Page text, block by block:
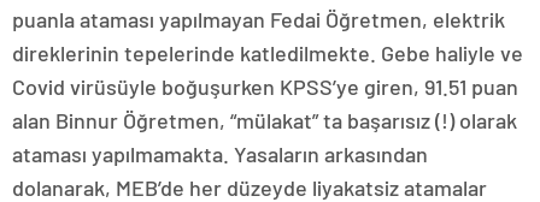
puanla ataması yapılmayan Fedai Öğretmen, elektrik
direklerinin tepelerinde katledilmekte. Gebe haliyle ve
Covid virüsüyle boğuşurken KPSS’ye giren, 91.51 puan
alan Binnur Öğretmen, “mülakat” ta başarısız (!) olarak
ataması yapılmamakta. Yasaların arkasından
dolanarak, MEB’de her düzeyde liyakatsiz atamalar